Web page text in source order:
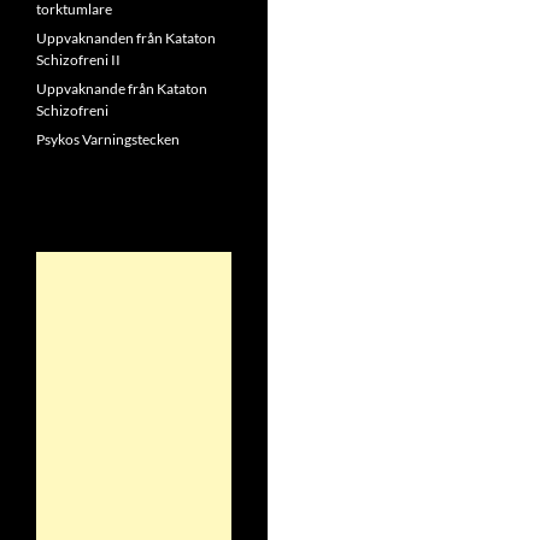
torktumlare
Uppvaknanden från Kataton
Schizofreni II
Uppvaknande från Kataton
Schizofreni
Psykos Varningstecken